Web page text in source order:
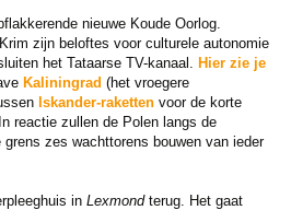
nieuwe Koude Oorlog.
zijn beloftes voor culturele autonomie
het Tataarse TV-kanaal.
Hier zie je
Kaliningrad (het vroegere
Iskander-rakettenvoor de korte
reactie zullen de Polen langs de
zes wachttorens bouwen van ieder
in Lexmondterug. Het gaat